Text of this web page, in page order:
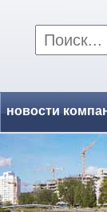
новости